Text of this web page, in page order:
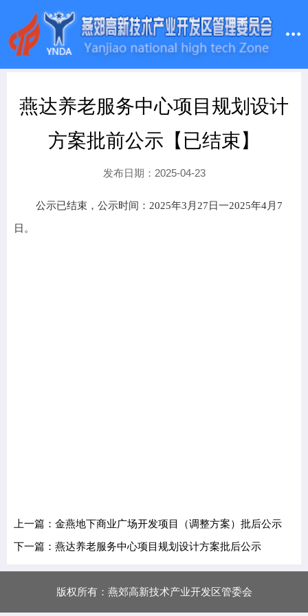
燕达养老服务中心项目规划设计
方案批前公示【已结束】
发布日期：2025-04-23
公示已结束，公示时间：2025年3月27日一2025年4月7
日。
上一篇：金燕地下商业广场开发项目（调整方案）批后公示
下一篇：燕达养老服务中心项目规划设计方案批后公示
版权所有：燕郊高新技术产业开发区管委会